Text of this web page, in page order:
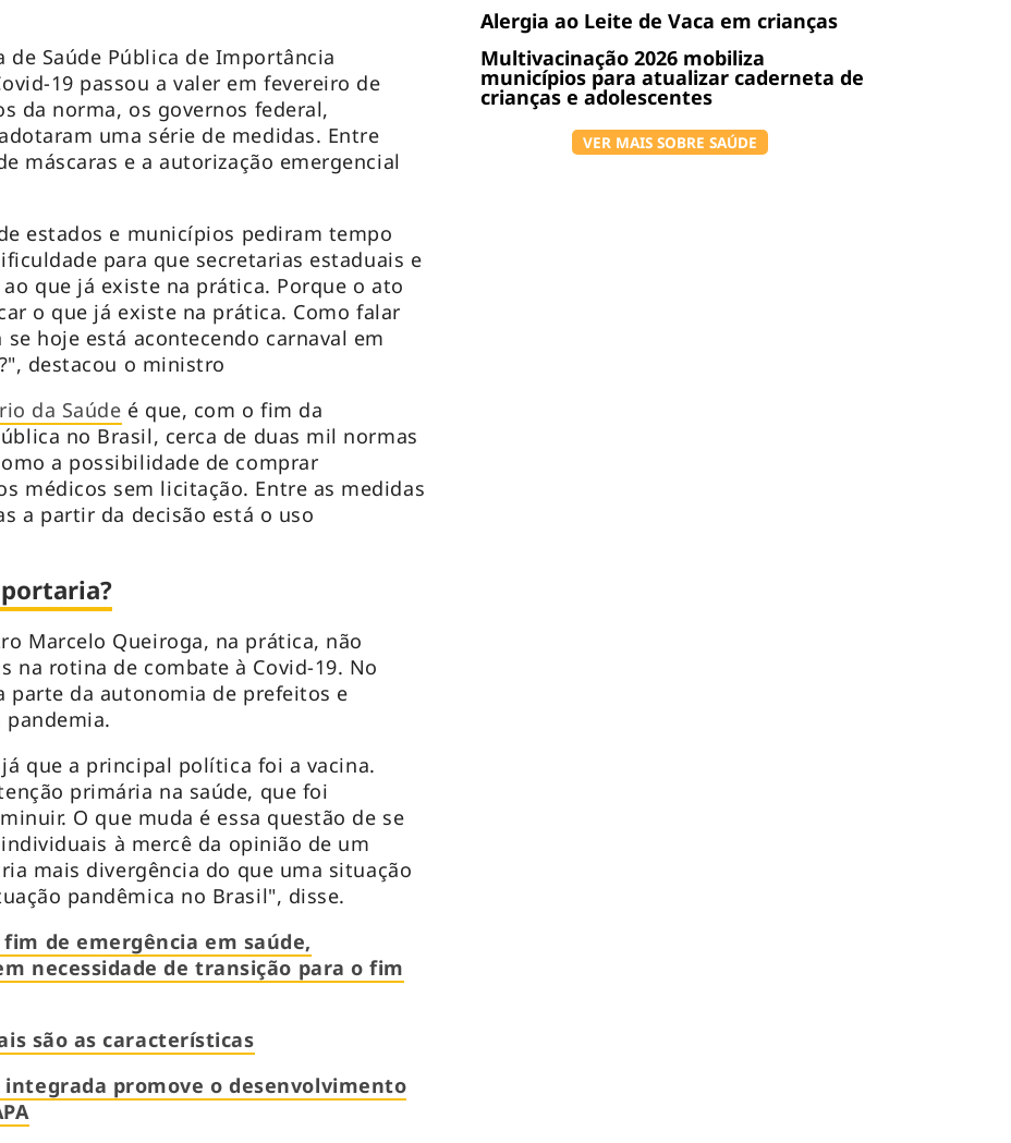
Alergia ao Leite de Vaca em crianças
Multivacinação 2026 mobiliza
municípios para atualizar caderneta de
crianças e adolescentes
VER MAIS SOBRE SAÚDE
de Saúde Pública de Importância
19 passou a valer em fevereiro de
da norma, os governos federal,
uma série de medidas. Entre
máscaras e a autorização emergencial
estados e municípios pediram tempo
para que secretarias estaduais e
que já existe na prática. Porque o ato
o que já existe na prática. Como falar
hoje está acontecendo carnaval em
destacou o ministro
da Saúde é que, com o fim da
no Brasil, cerca de duas mil normas
a possibilidade de comprar
médicos sem licitação. Entre as medidas
a partir da decisão está o uso
Marcelo Queiroga, na prática, não
na rotina de combate à Covid-19. No
parte da autonomia de prefeitos e
que a principal política foi a vacina.
primária na saúde, que foi
O que muda é essa questão de se
à mercê da opinião de um
mais divergência do que uma situação
pandêmica no Brasil", disse.
fim de emergência em saúde,
necessidade de transição para o fim
são as características
promove o desenvolvimento